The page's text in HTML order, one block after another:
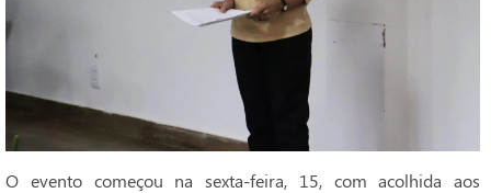
O evento começou na sexta-feira, 15, com acolhida aos